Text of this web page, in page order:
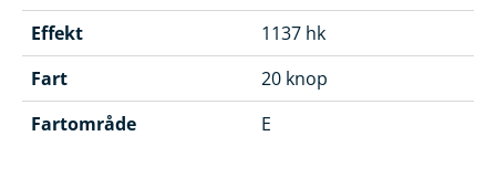
Effekt
1137 hk
Fart
20 knop
Fartområde
E